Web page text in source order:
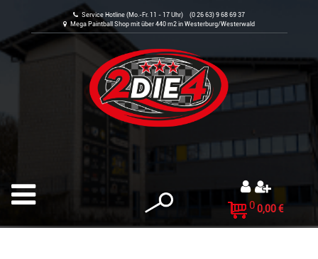
Service Hotline (Mo.-Fr. 11 - 17 Uhr) (0 26 63) 9 68 69 37
Mega Paintball Shop mit über 440 m2 in Westerburg/Westerwald
0 0,00 €